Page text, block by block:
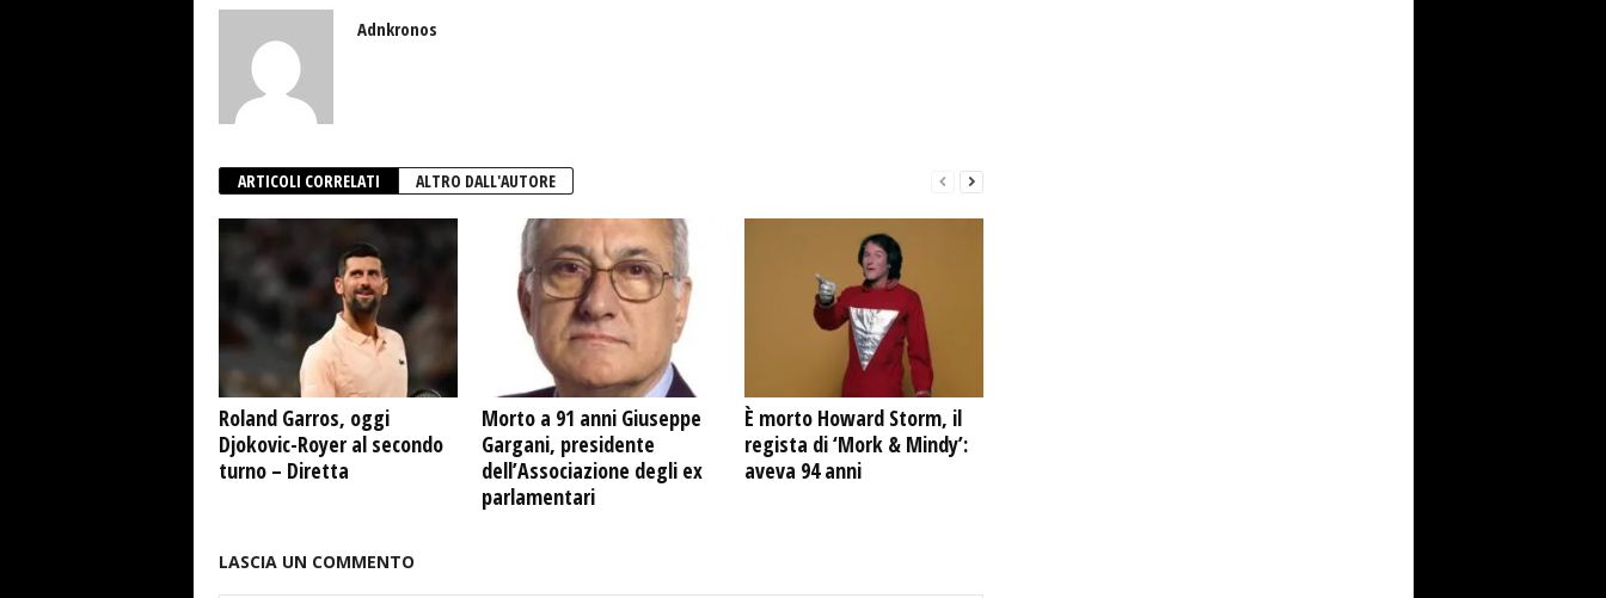
Adnkronos
ARTICOLI CORRELATI ALTRO DALL'AUTORE
Roland Garros, oggi
Djokovic-Royer al secondo
turno – Diretta
Morto a 91 anni Giuseppe
Gargani, presidente
dell’Associazione degli ex
parlamentari
È morto Howard Storm, il
regista di ‘Mork & Mindy’:
aveva 94 anni
LASCIA UN COMMENTO